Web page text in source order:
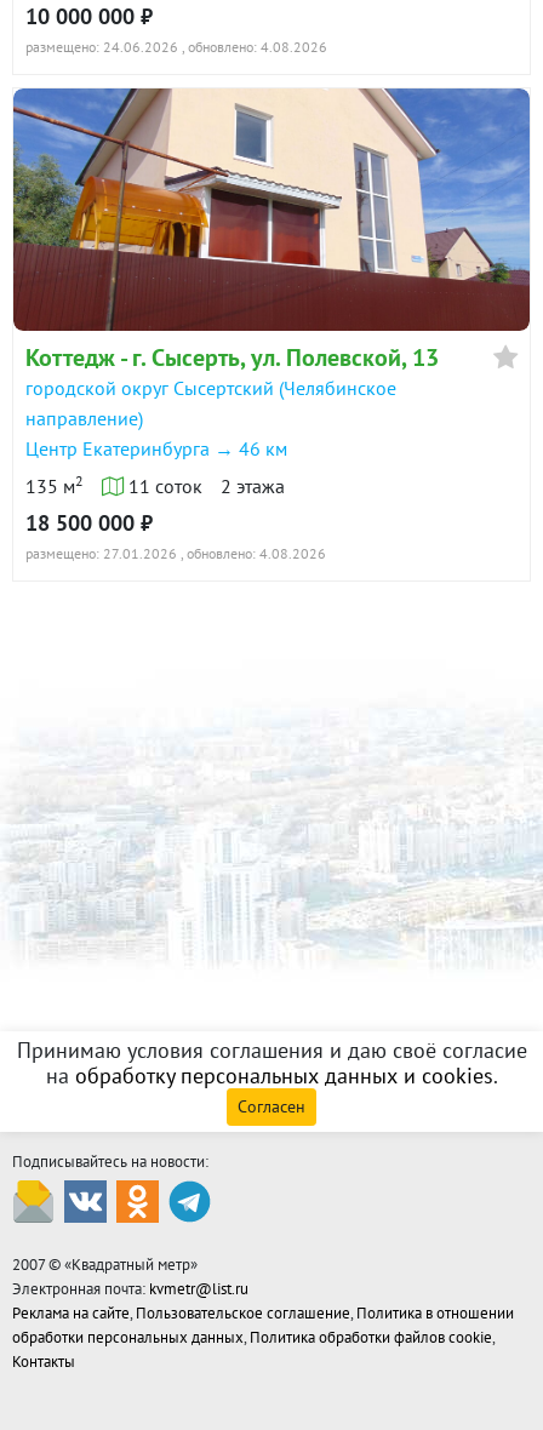
10 000 000 ₽
размещено: 24.06.2026 , обновлено: 4.08.2026
Коттедж - г. Сысерть, ул. Полевской, 13
городской округ Сысертский (Челябинское
направление)
Центр Екатеринбурга → 46 км
135 м2 11 соток 2 этажа
18 500 000 ₽
размещено: 27.01.2026 , обновлено: 4.08.2026
Принимаю условия соглашения и даю своё согласие
на обработку персональных данных и cookies.
Согласен
Подписывайтесь на новости:
2007 © «Квадратный метр»
Электронная почта: kvmetr@list.ru
Реклама на сайте, Пользовательское соглашение, Политика в отношении
обработки персональных данных, Политика обработки файлов cookie,
Контакты